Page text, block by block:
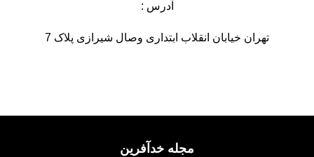
آدرس :
تهران خیابان انقلاب ابتداری وصال شیرازی پلاک 7
مجله خدآفرین